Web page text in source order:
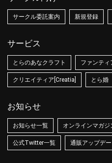
サークル委託案内 新規登録
サービス
とらのあなクラフト ファンティ
クリエイティア[Creatia] とら婚
お知らせ
お知らせ一覧 オンラインマガジ
公式Twitter一覧 通販アップデ